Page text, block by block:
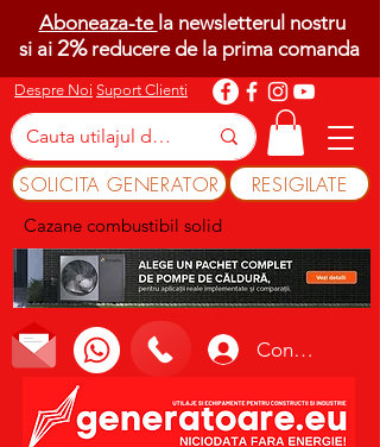
Despre Noi Suport Clienti
SOLICITA GENERATOR RESIGILATE
Cazane combustibil solid
Conectează-te
Aboneaza-te la newsletterul nostru
si ai 2%reducere de la prima comanda